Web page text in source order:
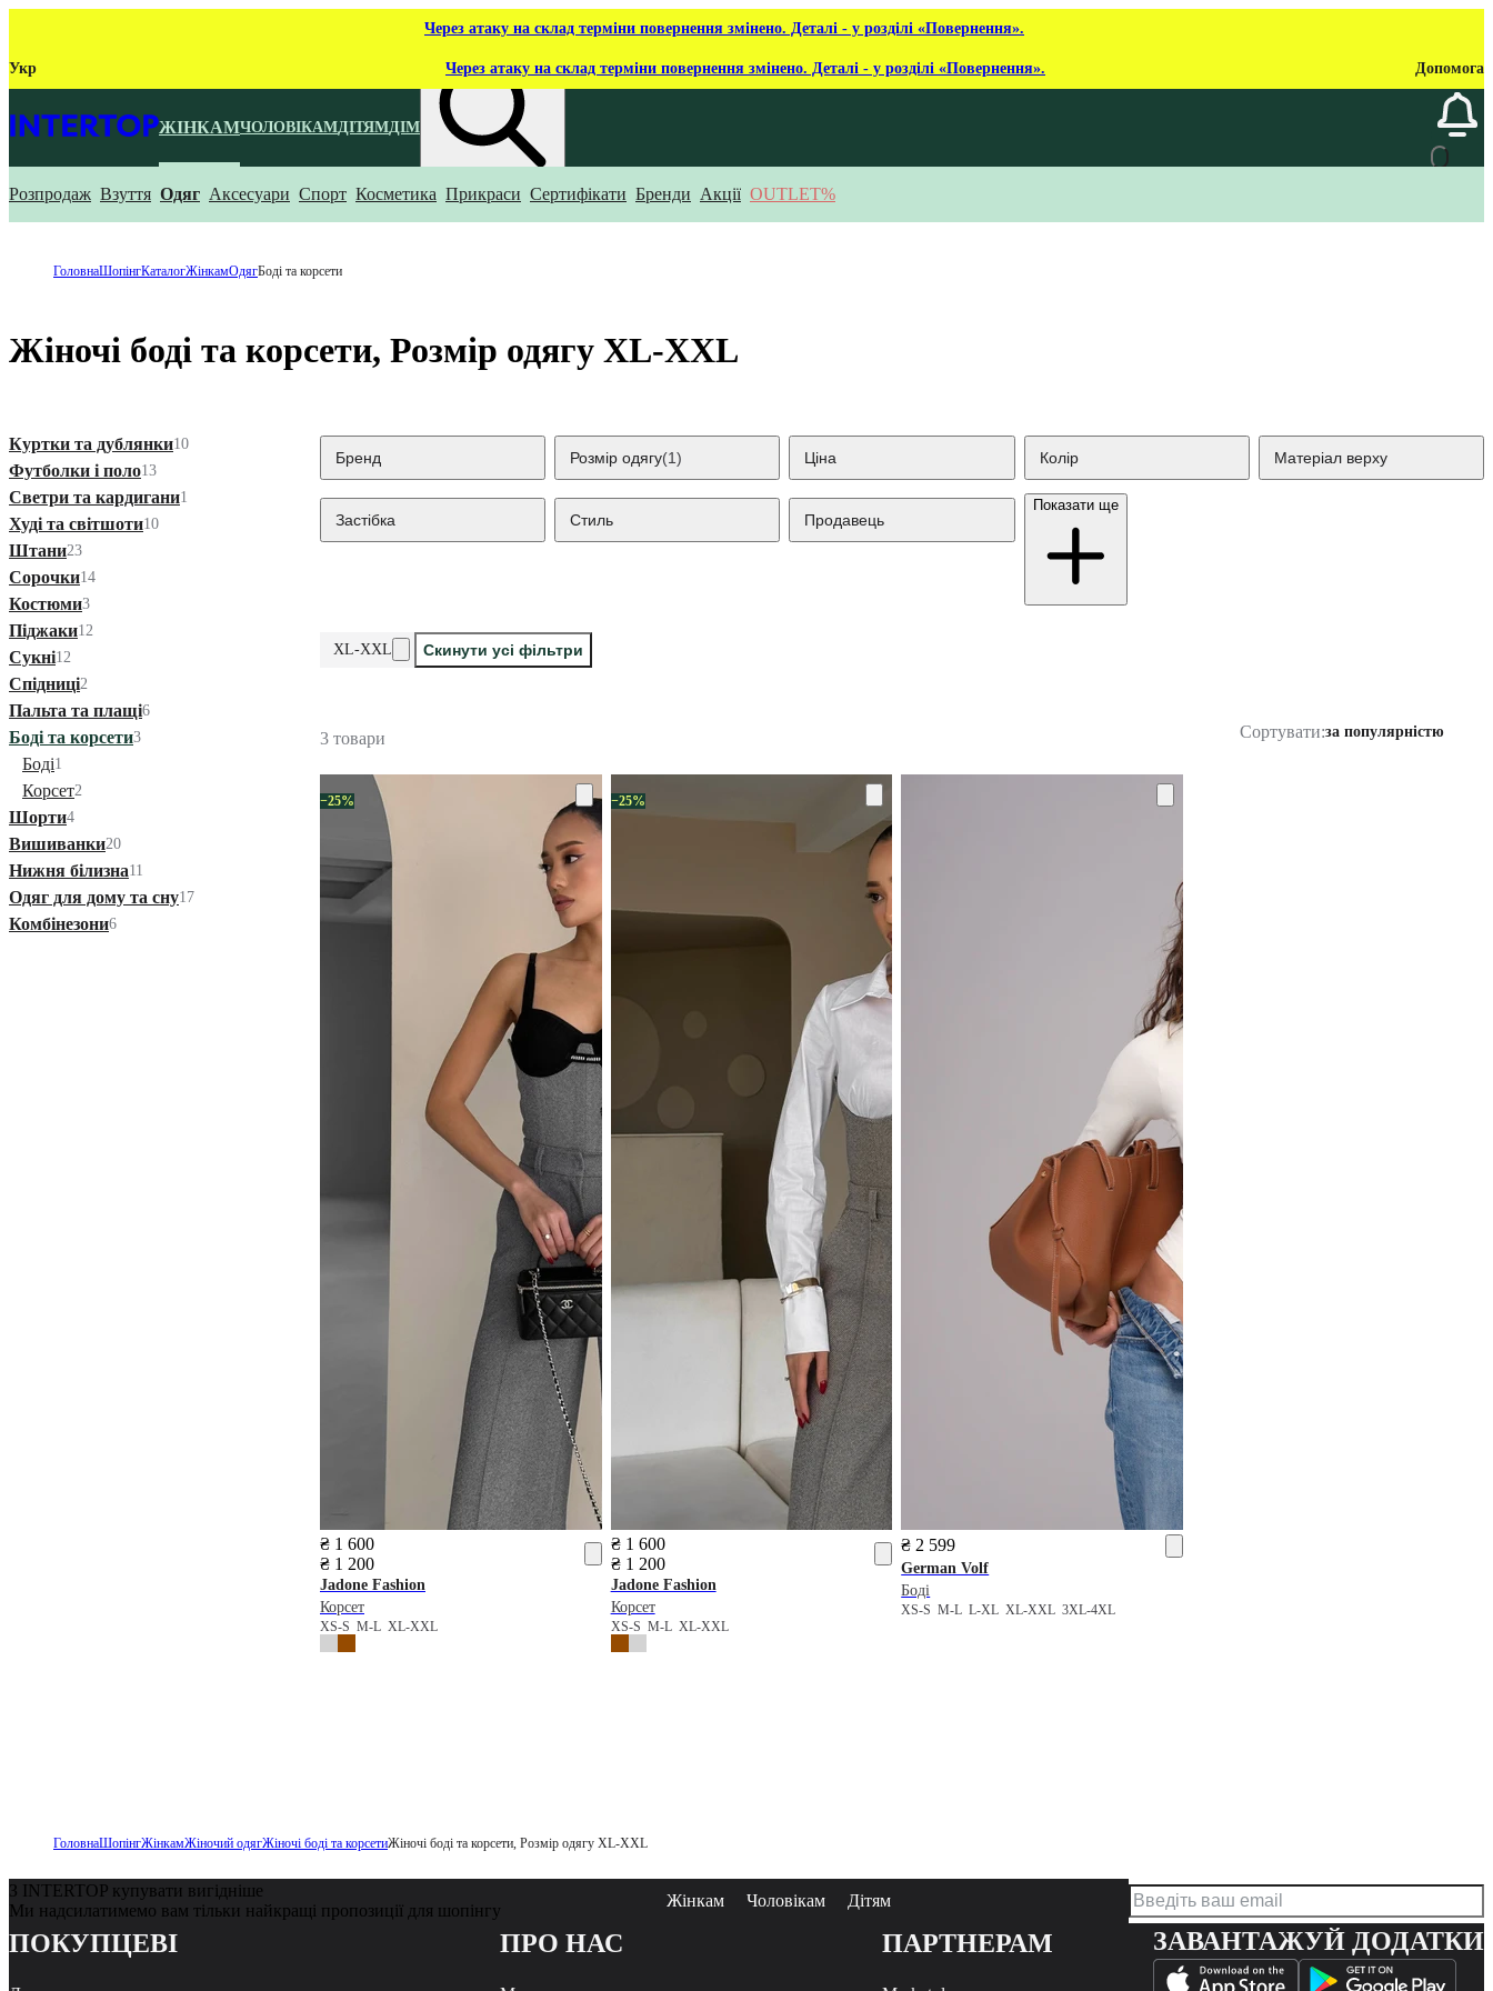
Через атаку на склад терміни повернення змінено. Деталі - у розділі «Повернення».
Укр Через атаку на склад терміни повернення змінено. Деталі - у розділі «Повернення». Допомога
ЖІНКАМЧОЛОВІКАМДІТЯМДІМ
Що ти шукаєш?
Розпродаж Взуття Одяг Аксесуари Спорт Косметика Прикраси Сертифікати Бренди Акції OUTLET%
ГоловнаШопінгКаталогЖінкамОдягБоді та корсети
Жіночі боді та корсети, Розмір одягу XL-XXL
Куртки та дублянки10
Футболки і поло13
Светри та кардигани1
Худі та світшоти10
Штани23
Сорочки14
Костюми3
Піджаки12
Сукні12
Спідниці2
Пальта та плащі6
Боді та корсети3
Боді1
Корсет2
Шорти4
Вишиванки20
Нижня білизна11
Одяг для дому та сну17
Комбінезони6
Бренд Розмір одягу(1) Ціна Колір Матеріал верху
Застібка Стиль Продавець
Показати ще
XL-XXL Скинути усі фільтри
3 товари Сортувати:за популярністю
−25%
₴ 1 600
₴ 1 200
Jadone Fashion
Корсет
XS-S M-L XL-XXL
−25%
₴ 1 600
₴ 1 200
Jadone Fashion
Корсет
XS-S M-L XL-XXL
₴ 2 599
German Volf
Боді
XS-SM-LL-XLXL-XXL3XL-4XL
ГоловнаШопінгЖінкамЖіночий одягЖіночі боді та корсетиЖіночі боді та корсети, Розмір одягу XL-XXL
З INTERTOP купувати вигідніше
Ми надсилатимемо вам тільки найкращі пропозиції для шопінгу
Жінкам Чоловікам Дітям
ПОКУПЦЕВІ ПРО НАС ПАРТНЕРАМ ЗАВАНТАЖУЙ ДОДАТКИ